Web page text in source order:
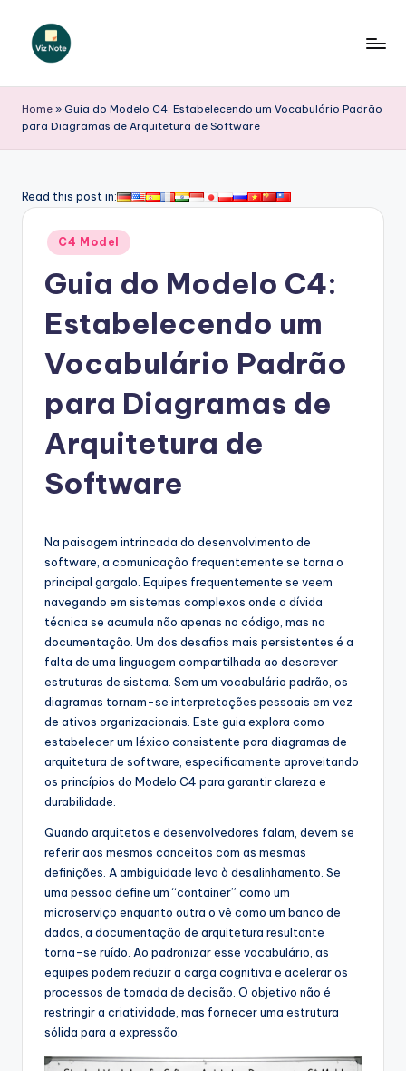
iz
N
t
A
si
&
S
o
w
Home » Guia do Modelo C4: Estabelecendo um Vocabulário Padrão
para Diagramas de Arquitetura de Software
Read this post in:
Posted
in
C4 Model
Guia do Modelo C4:
Estabelecendo um
Vocabulário Padrão
para Diagramas de
Arquitetura de
Software
Na paisagem intrincada do desenvolvimento de
software, a comunicação frequentemente se torna o
principal gargalo. Equipes frequentemente se veem
navegando em sistemas complexos onde a dívida
técnica se acumula não apenas no código, mas na
documentação. Um dos desafios mais persistentes é a
falta de uma linguagem compartilhada ao descrever
estruturas de sistema. Sem um vocabulário padrão, os
diagramas tornam-se interpretações pessoais em vez
de ativos organizacionais. Este guia explora como
estabelecer um léxico consistente para diagramas de
arquitetura de software, especificamente aproveitando
os princípios do Modelo C4 para garantir clareza e
durabilidade.
Quando arquitetos e desenvolvedores falam, devem se
referir aos mesmos conceitos com as mesmas
definições. A ambiguidade leva à desalinhamento. Se
uma pessoa define um “container” como um
microserviço enquanto outra o vê como um banco de
dados, a documentação de arquitetura resultante
torna-se ruído. Ao padronizar esse vocabulário, as
equipes podem reduzir a carga cognitiva e acelerar os
processos de tomada de decisão. O objetivo não é
restringir a criatividade, mas fornecer uma estrutura
sólida para a expressão.